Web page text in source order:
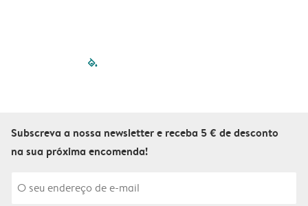
filled-pagination
Subscreva a nossa newsletter e receba 5 € de desconto
na sua próxima encomenda!